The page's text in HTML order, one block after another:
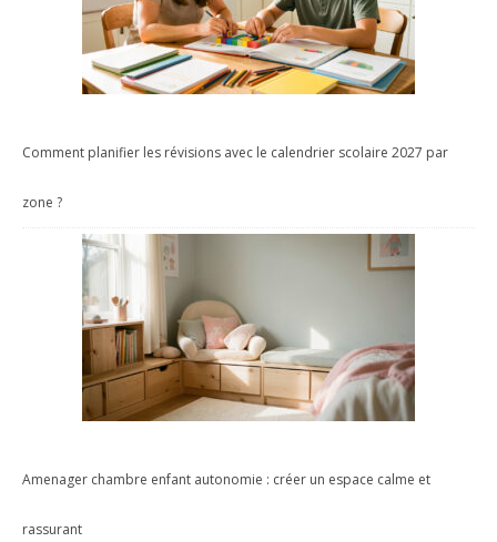
Comment planifier les révisions avec le calendrier scolaire 2027 par
zone ?
Amenager chambre enfant autonomie : créer un espace calme et
rassurant